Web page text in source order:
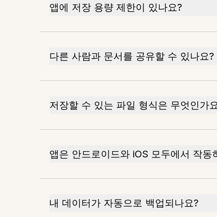
앱에 저장 용량 제한이 있나요?
다른 사람과 문서를 공유할 수 있나요?
저장할 수 있는 파일 형식은 무엇인가
앱은 안드로이드와 iOS 모두에서 작동
내 데이터가 자동으로 백업되나요?